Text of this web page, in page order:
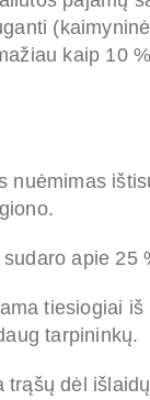
kaip 10
nuėmimas
apie 25
tiesiogiai iš
tarpininkų.
trąšų dėl